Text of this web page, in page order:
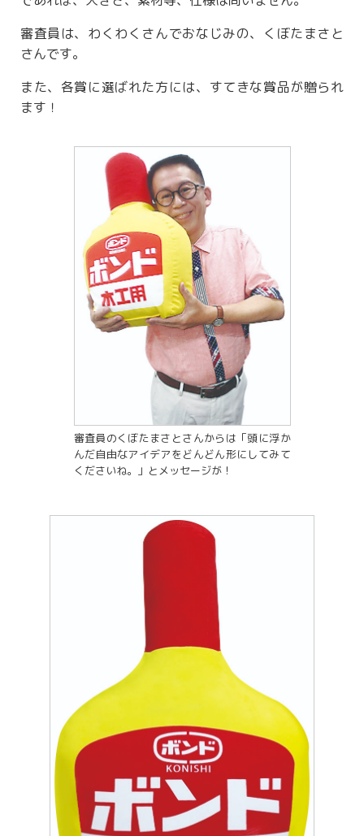
審査員は、わくわくさんでおなじみの、くぼたまさと
さんです。
また、各賞に選ばれた方には、すてきな賞品が贈られ
ます！
審査員のくぼたまさとさんからは「頭に浮か
んだ自由なアイデアをどんどん形にしてみて
くださいね。」とメッセージが！